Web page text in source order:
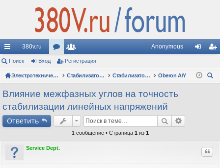
с
ы
лк
и
380v.ru
ор
ум
ы
ол
ьз
ов
ат
Anonymous
д ис
Поиск Вход Регистрация
Электротехнические форумы Стабилизаторы напряжения Стабилизаторы Oberon: вопросы по моделям
Oberon A/Y
Влияние межфазных углов на точность
стабилизации линейных напряжений
Ответить
1 сообщение • Страница 1 из 1
Service Dept.